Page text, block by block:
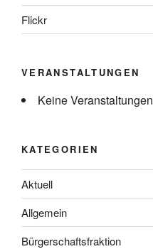
Flickr
VERANSTALTUNGEN
Keine Veranstaltungen
KATEGORIEN
Aktuell
Allgemein
Bürgerschaftsfraktion